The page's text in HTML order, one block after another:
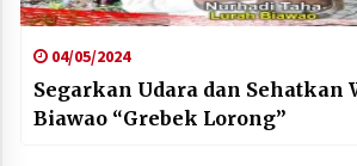
04/05/2024
Segarkan Udara dan Sehatkan
Biawao “Grebek Lorong”